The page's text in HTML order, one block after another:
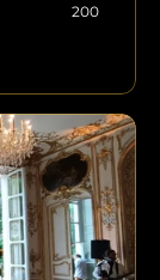
200